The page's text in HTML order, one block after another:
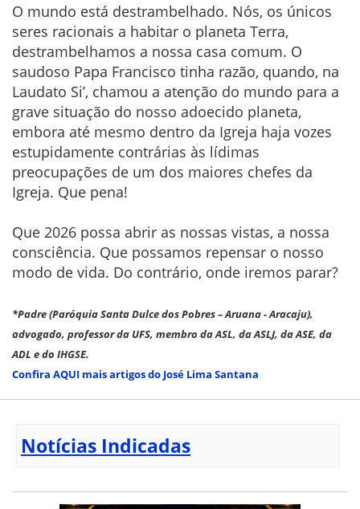
O mundo está destrambelhado. Nós, os únicos
seres racionais a habitar o planeta Terra,
destrambelhamos a nossa casa comum. O
saudoso Papa Francisco tinha razão, quando, na
Laudato Si’, chamou a atenção do mundo para a
grave situação do nosso adoecido planeta,
embora até mesmo dentro da Igreja haja vozes
estupidamente contrárias às lídimas
preocupações de um dos maiores chefes da
Igreja. Que pena!
Que 2026 possa abrir as nossas vistas, a nossa
consciência. Que possamos repensar o nosso
modo de vida. Do contrário, onde iremos parar?
*Padre (Paróquia Santa Dulce dos Pobres – Aruana - Aracaju),
advogado, professor da UFS, membro da ASL, da ASLJ, da ASE, da
ADL e do IHGSE.
Confira AQUI mais artigos do José Lima Santana
Notícias Indicadas